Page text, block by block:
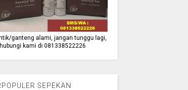
ganteng alami, jangan tunggu lagi,
kami di 081338522226
SEPEKAN